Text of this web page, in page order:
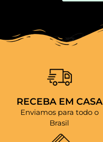
RECEBA EM CASA
Enviamos para todo o
Brasil